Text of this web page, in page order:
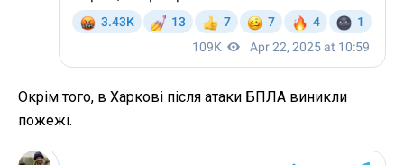
Окрім того, в Харкові після атаки БПЛА виникли
пожежі.